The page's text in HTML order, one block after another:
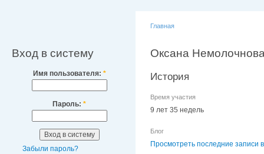
Вход в систему
Имя пользователя: *
Пароль: *
Забыли пароль?
Главная
Оксана
История
Время участия
9 лет 35 недель
Блог
Просмотреть последние записи